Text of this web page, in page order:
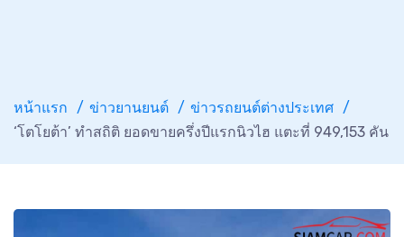
หน้าแรก ข่าวยานยนต์
ข่าวรถยนต์ต่างประเทศ
‘โตโยต้า’ ทำสถิติ ยอดขายครึ่งปีแรกนิวไฮ แตะที่ 949,153 คัน